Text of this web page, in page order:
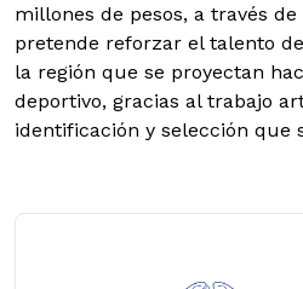
millones de pesos, a través
pretende reforzar el talento
la región que se proyectan
deportivo, gracias al trabajo
identificación y selección que